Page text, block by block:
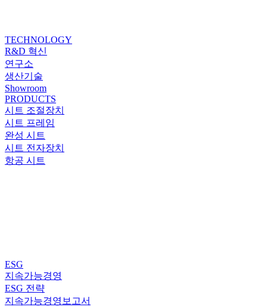
TECHNOLOGY
R&D 혁신
연구소
생산기술
Showroom
PRODUCTS
시트 조절장치
시트 프레임
완성 시트
시트 전자장치
항공 시트
ESG
지속가능경영
ESG 전략
지속가능경영보고서